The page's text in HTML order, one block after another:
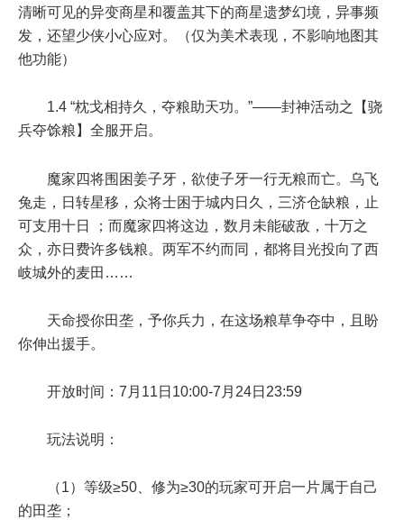
清晰可见的异变商星和覆盖其下的商星遗梦幻境，异事频
发，还望少侠小心应对。（仅为美术表现，不影响地图其
他功能）
1.4 “枕戈相持久，夺粮助天功。”——封神活动之【骁
兵夺馀粮】全服开启。
魔家四将围困姜子牙，欲使子牙一行无粮而亡。乌飞
兔走，日转星移，众将士困于城内日久，三济仓缺粮，止
可支用十日 ；而魔家四将这边，数月未能破敌，十万之
众，亦日费许多钱粮。两军不约而同，都将目光投向了西
岐城外的麦田……
天命授你田垄，予你兵力，在这场粮草争夺中，且盼
你伸出援手。
开放时间： 7月11日10:00-7月24日23:59
玩法说明：
（1） 等级≥50 修为≥30的玩家可开启一片属于自己
的田垄；